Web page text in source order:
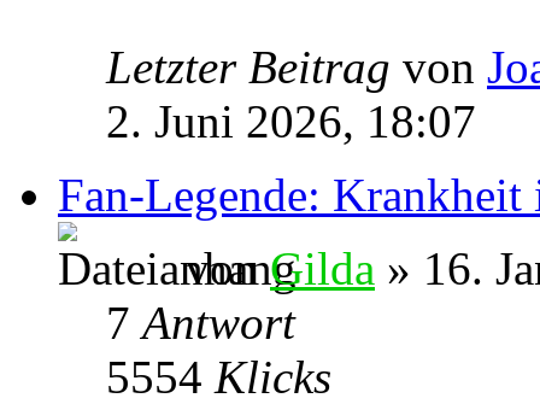
Letzter Beitrag von
2. Juni 2026, 18:07
Fan-Legende: Krankheit
vonGilda » 16.
7Antwort
5554 Klicks